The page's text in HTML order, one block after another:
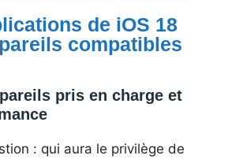
de iOS 18
compatibles
pris en charge et
: qui aura le privilège de